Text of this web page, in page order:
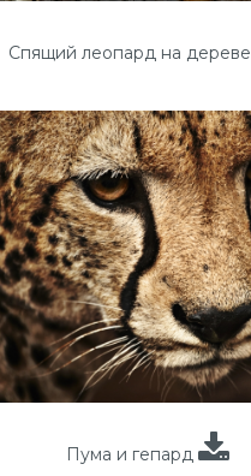
Спящий леопард на дереве
Пума и гепард